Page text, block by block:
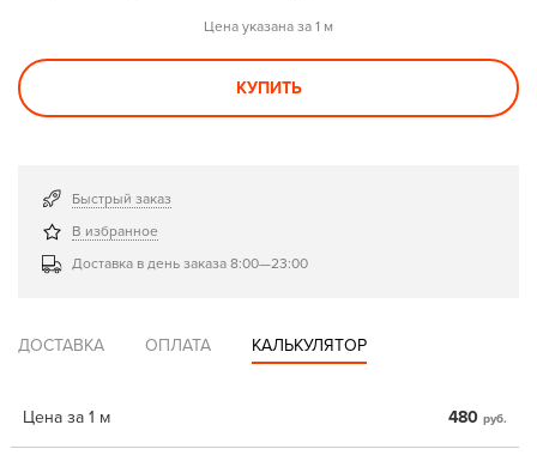
Цена указана за 1 м
КУПИТЬ
Быстрый заказ
В избранное
Доставка в день заказа 8:00—23:00
ДОСТАВКА ОПЛАТА КАЛЬКУЛЯТОР
Цена за 1 м 480 руб.